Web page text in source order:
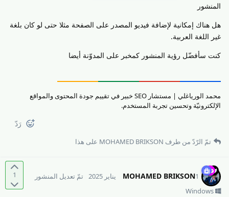
المنشور
هل هناك إمكانية لإضافة فيديو المصدر على الصفحة مثلا حتى لو كان بلغة
غير اللغة العربية.
كنت سأفضّل رؤية المنشور كمخبر على المدوّنة أيضا
محمد الورياغلي | مستشار SEO خبير في تقييم جودة المحتوى والمواقع
الإلكترونيّة وتحسين تجربة المستخدم.
رَدّ
تمّ الرّدّ من طرف MOHAMED BRIKSON على هذا
1 MOHAMED BRIKSON1 يناير 2025
تمّ تعديل المنشور
Windows